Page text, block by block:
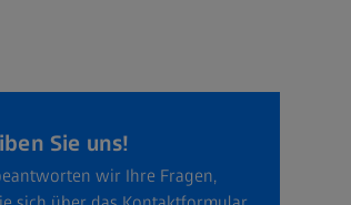
Sie uns!
wir Ihre Fragen,